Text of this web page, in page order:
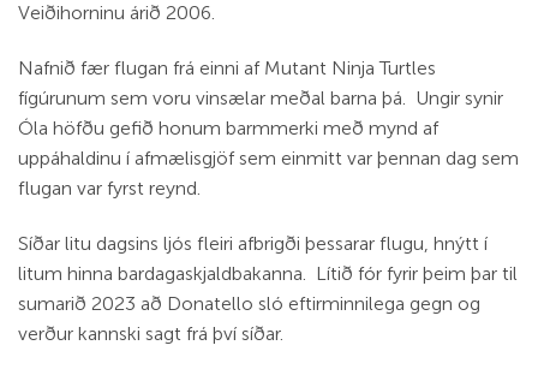
Veiðihorninu árið 2006.
Nafnið fær flugan frá einni af Mutant Ninja Turtles
fígúrunum sem voru vinsælar meðal barna þá. Ungir synir
Óla höfðu gefið honum barmmerki með mynd af
uppáhaldinu í afmælisgjöf sem einmitt var þennan dag sem
flugan var fyrst reynd.
Síðar litu dagsins ljós fleiri afbrigði þessarar flugu, hnýtt í
litum hinna bardagaskjaldbakanna. Lítið fór fyrir þeim þar til
sumarið 2023 að Donatello sló eftirminnilega gegn og
verður kannski sagt frá því síðar.